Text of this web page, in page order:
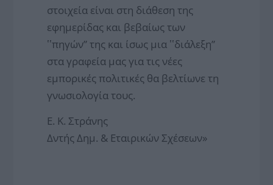
στοιχεία είναι στη διάθεση της
εφημερίδας και βεβαίως των
ʽʽπηγών” της και ίσως μια ʽʽδιάλεξη”
στα γραφεία μας για τις νέες
εμπορικές πολιτικές θα βελτίωνε τη
γνωσιολογία τους.
Ε. Κ. Στράνης
Δντής Δημ. & Εταιρικών Σχέσεων»